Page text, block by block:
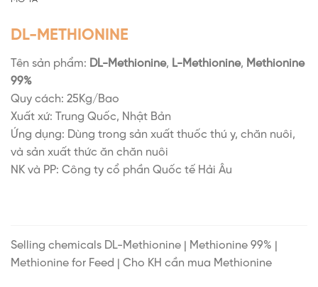
DL-METHIONINE
Tên sản phẩm: DL-Methionine, L-Methionine, Methionine
99%
Quy cách: 25Kg/Bao
Xuất xứ: Trung Quốc, Nhật Bản
Ứng dụng: Dùng trong sản xuất thuốc thú y, chăn nuôi,
và sản xuất thức ăn chăn nuôi
NK và PP: Công ty cổ phần Quốc tế Hải Âu
Selling chemicals DL-Methionine | Methionine 99% |
Methionine for Feed | Cho KH cần mua Methionine